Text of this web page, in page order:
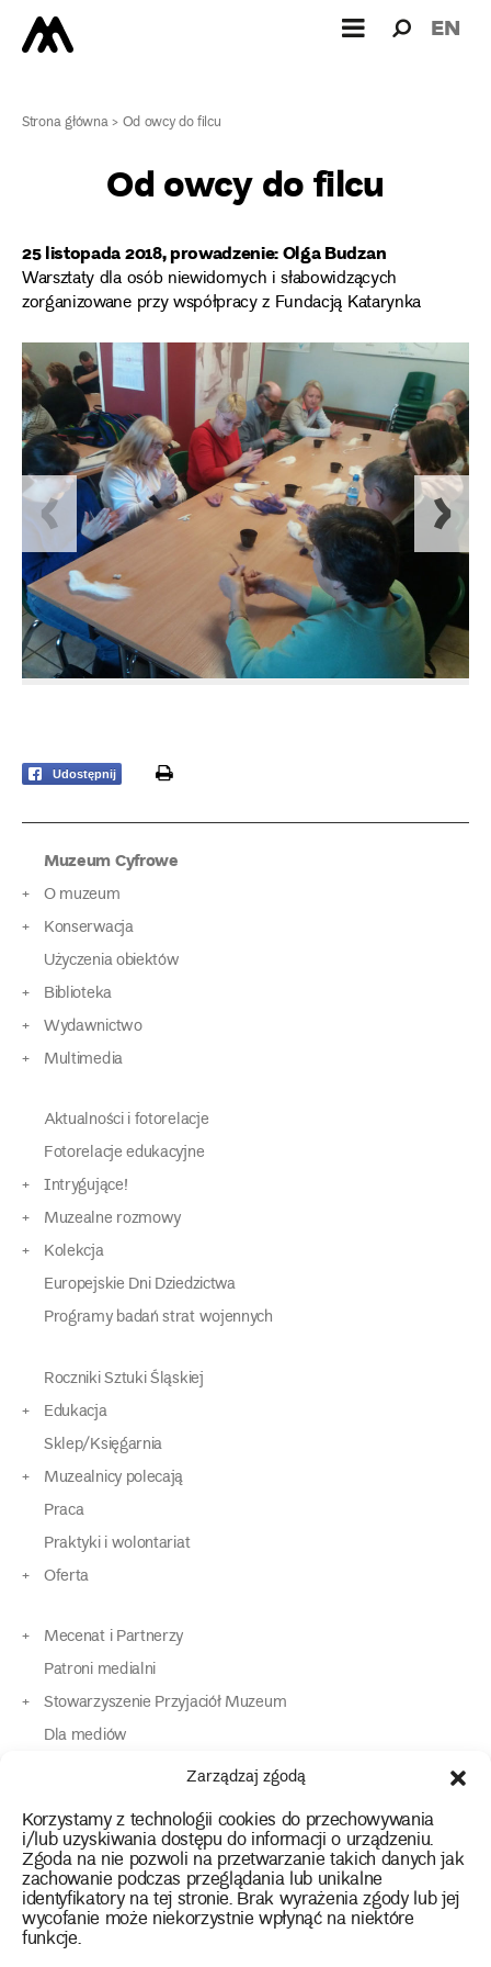
Zarządzaj zgodą
Korzystamy z technologii cookies do przechowywania
i/lub uzyskiwania dostępu do informacji o urządzeniu.
Zgoda na nie pozwoli na przetwarzanie takich danych jak
zachowanie podczas przeglądania lub unikalne
identyfikatory na tej stronie. Brak wyrażenia zgody lub jej
wycofanie może niekorzystnie wpłynąć na niektóre
funkcje.
dla: EN
Strona główna>Od owcy do filcu
Od owcy do filcu
25 listopada 2018, prowadzenie: Olga Budzan
Warsztaty dla osób niewidomych i słabowidzących
zorganizowane przy współpracy z Fundacją Katarynka
Udostępnij print
Muzeum Cyfrowe
O muzeum
Konserwacja
Użyczenia obiektów
Biblioteka
Wydawnictwo
Multimedia
Aktualności i fotorelacje
Fotorelacje edukacyjne
Intrygujące!
Muzealne rozmowy
Kolekcja
Europejskie Dni Dziedzictwa
Programy badań strat wojennych
Roczniki Sztuki Śląskiej
Edukacja
Sklep/Księgarnia
Muzealnicy polecają
Praca
Praktyki i wolontariat
Oferta
Mecenat i Partnerzy
Patroni medialni
Stowarzyszenie Przyjaciół Muzeum
Dla mediów
Dla osób o specjalnych potrzebach
Kontakt
instagram
twitterfacebookyoutube
tiktok
Polityka prywatności